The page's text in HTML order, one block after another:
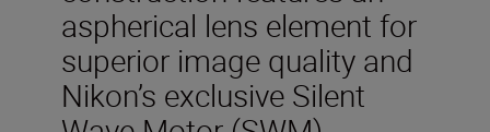
aspherical lens element for
superior image quality and
Nikon’s exclusive Silent